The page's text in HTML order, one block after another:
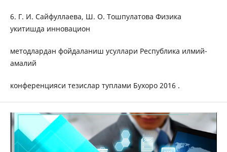
6. Г. И. Сайфуллаева, Ш. О. Тошпулатова Физика
укитишда инновацион
методлардан фойдаланиш усуллари Республика илмий-
амалий
конференцияси тезислар туплами Бухоро 2016 .